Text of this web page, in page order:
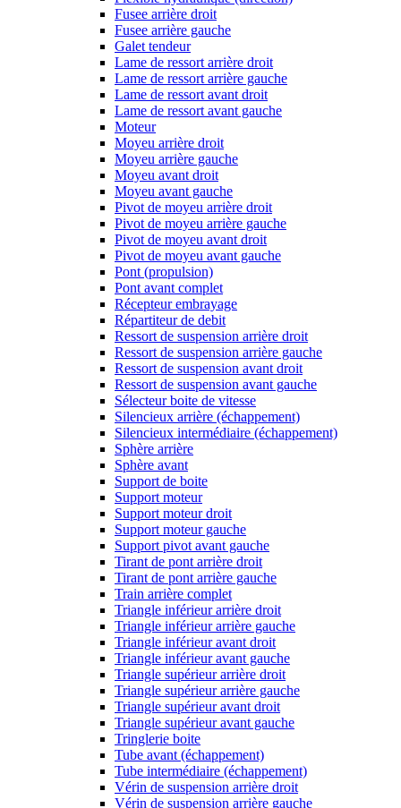
Fusee arrière droit
Fusee arrière gauche
Galet tendeur
Lame de ressort arrière droit
Lame de ressort arrière gauche
Lame de ressort avant droit
Lame de ressort avant gauche
Moteur
Moyeu arrière droit
Moyeu arrière gauche
Moyeu avant droit
Moyeu avant gauche
Pivot de moyeu arrière droit
Pivot de moyeu arrière gauche
Pivot de moyeu avant droit
Pivot de moyeu avant gauche
Pont (propulsion)
Pont avant complet
Récepteur embrayage
Répartiteur de debit
Ressort de suspension arrière droit
Ressort de suspension arrière gauche
Ressort de suspension avant droit
Ressort de suspension avant gauche
Sélecteur boite de vitesse
Silencieux arrière (échappement)
Silencieux intermédiaire (échappement)
Sphère arrière
Sphère avant
Support de boite
Support moteur
Support moteur droit
Support moteur gauche
Support pivot avant gauche
Tirant de pont arrière droit
Tirant de pont arrière gauche
Train arrière complet
Triangle inférieur arrière droit
Triangle inférieur arrière gauche
Triangle inférieur avant droit
Triangle inférieur avant gauche
Triangle supérieur arrière droit
Triangle supérieur arrière gauche
Triangle supérieur avant droit
Triangle supérieur avant gauche
Tringlerie boite
Tube avant (échappement)
Tube intermédiaire (échappement)
Vérin de suspension arrière droit
Vérin de suspension arrière gauche